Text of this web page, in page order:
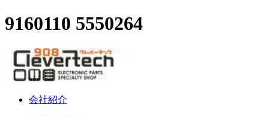
9160110 5550264
会社紹介